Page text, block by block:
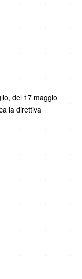
del 17 maggio
la direttiva